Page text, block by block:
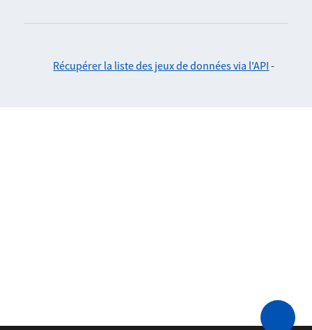
Récupérer la liste des jeux de données via l'API -